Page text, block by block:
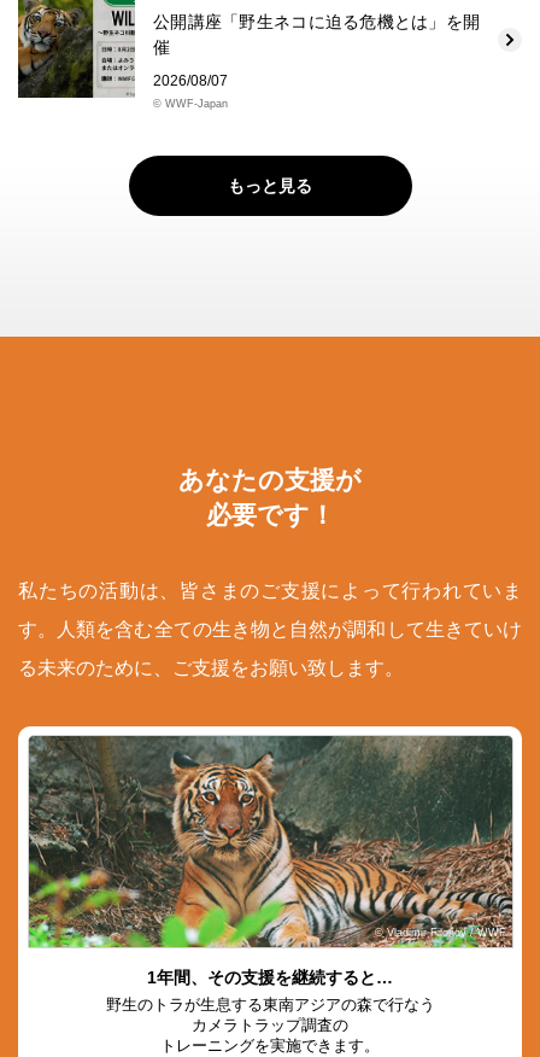
公開講座「野生ネコに迫る危機とは」を開
催
2026/08/07
© WWF-Japan
もっと見る
あなたの支援が
必要です！
私たちの活動は、皆さまのご支援によって行われていま
す。人類を含む全ての生き物と自然が調和して生きていけ
る未来のために、ご支援をお願い致します。
© Vladimir Filonov / WWF
1年間、その支援を継続すると…
野生のトラが生息する東南アジアの森で行なう
カメラトラップ調査の
トレーニングを実施できます。